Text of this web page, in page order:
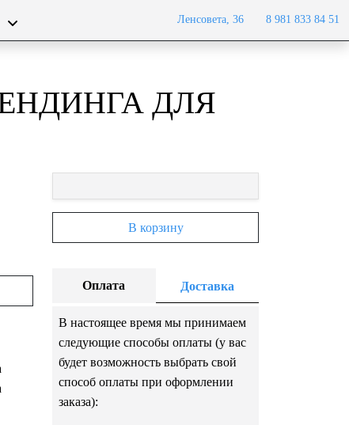
Ленсовета, 36 8 981 833 84 51
ДЛЯ
В корзину
Оплата Доставка
В настоящее время мы принимаем
следующие способы оплаты (у вас
будет возможность выбрать свой
способ оплаты при оформлении
заказа):